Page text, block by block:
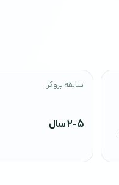
سابقه بروکر
2-5 سال